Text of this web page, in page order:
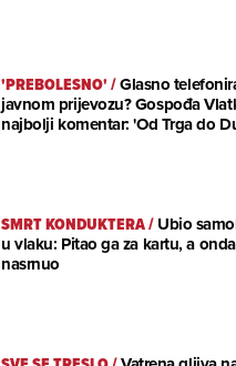
'PREBOLESNO'/Glasno
javnom prijevozu? Gospođa
najbolji komentar: 'Od Trga do
SMRT KONDUKTERA/Ubio
u vlaku: Pitao ga za kartu, a
nasrnuo